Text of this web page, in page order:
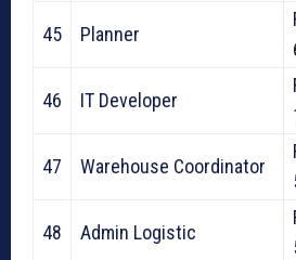
45 Planner
46 IT Developer
47 Warehouse Coordinator
48 Admin Logistic